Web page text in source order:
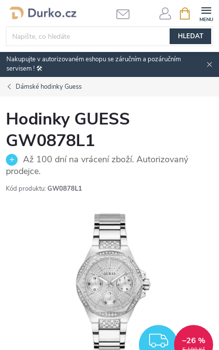
Přejít
obsah
HLEDAT
NÁKUPNÍ
KOŠÍK
Nakupujte v autorizovaném eshopu se záručním a pozáručním
servisem ! 🛠️
Dámské hodinky Guess
Hodinky GUESS
GW0878L1
Až 100 dní na vrácení zboží. Autorizovaný
prodejce.
Kód produktu: GW0878L1
–26 %